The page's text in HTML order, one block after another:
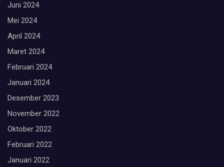
Juni 2024
Mei 2024
April 2024
Maret 2024
Februari 2024
Januari 2024
Desember 2023
November 2022
Oktober 2022
Februari 2022
Januari 2022